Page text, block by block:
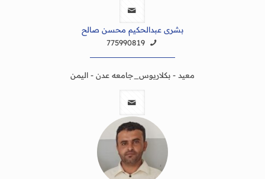
بشرى عبدالحكيم محسن صالح
775990819
معيد - بكلاريوس_جامعه عدن - اليمن